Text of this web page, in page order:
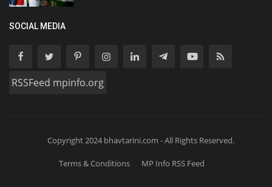
SOCIAL MEDIA
RSSFeed mpinfo.org
Copyright 2024 bhavtarini.com - All Rights Reserved.
Terms & Conditions MP Info RSS Feed